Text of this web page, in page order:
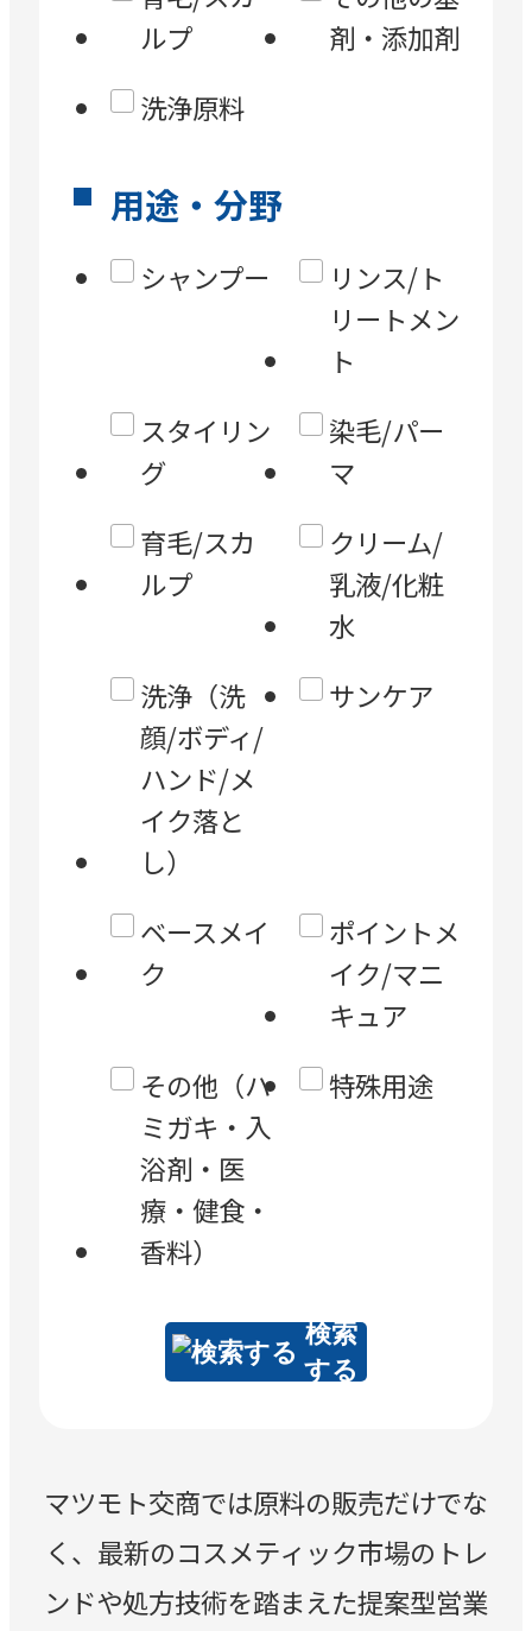
ルプ
剤・添加剤
洗浄原料
用途・分野
シャンプー
リンス/ト
リートメン
ト
スタイリン
グ
染毛/パー
マ
育毛/スカ
ルプ
クリーム/
乳液/化粧
水
洗浄（洗
顔/ボディ/
ハンド/メ
イク落と
し）
サンケア
ベースメイ
ク
ポイントメ
イク/マニ
キュア
その他（ハ
ミガキ・入
浴剤・医
療・健食・
香料）
特殊用途
検索
する
マツモト交商では原料の販売だけでな
く、最新のコスメティック市場のトレ
ンドや処方技術を踏まえた提案型営業